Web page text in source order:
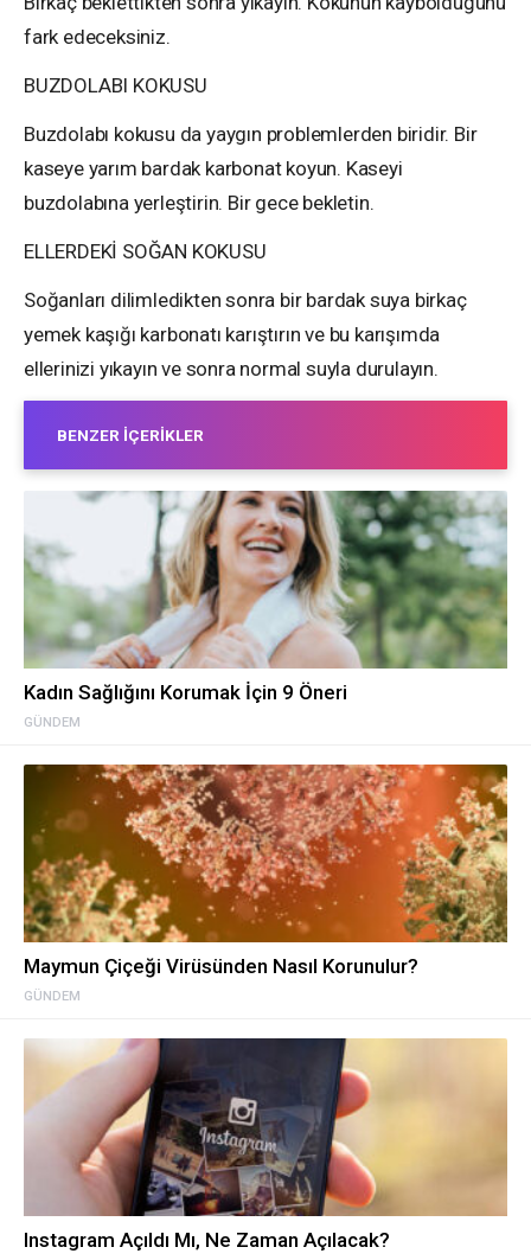
fark edeceksiniz.
BUZDOLABI KOKUSU
Buzdolabı kokusu da yaygın problemlerden biridir. Bir
kaseye yarım bardak karbonat koyun. Kaseyi
buzdolabına yerleştirin. Bir gece bekletin.
ELLERDEKİ SOĞAN KOKUSU
Soğanları dilimledikten sonra bir bardak suya birkaç
yemek kaşığı karbonatı karıştırın ve bu karışımda
ellerinizi yıkayın ve sonra normal suyla durulayın.
BENZER İÇERIKLER
GÜNDEM
Kadın Sağlığını Korumak İçin 9 Öneri
GÜNDEM
Maymun Çiçeği Virüsünden Nasıl Korunulur?
Instagram Açıldı Mı, Ne Zaman Açılacak?